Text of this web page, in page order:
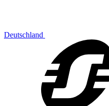
Deutschland